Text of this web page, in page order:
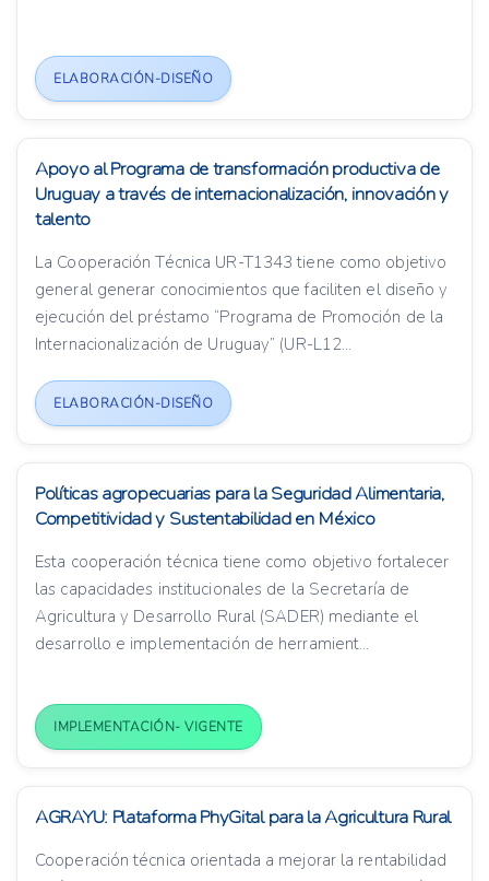
ELABORACIÓN-DISEÑO
Apoyo al Programa de transformación productiva de
Uruguay a través de internacionalización, innovación y
talento
La Cooperación Técnica UR-T1343 tiene como objetivo
general generar conocimientos que faciliten el diseño y
ejecución del préstamo “Programa de Promoción de la
Internacionalización de Uruguay” (UR-L12...
ELABORACIÓN-DISEÑO
Políticas agropecuarias para la Seguridad Alimentaria,
Competitividad y Sustentabilidad en México
Esta cooperación técnica tiene como objetivo fortalecer
las capacidades institucionales de la Secretaría de
Agricultura y Desarrollo Rural (SADER) mediante el
desarrollo e implementación de herramient...
IMPLEMENTACIÓN- VIGENTE
AGRAYU: Plataforma PhyGital para la Agricultura Rural
Cooperación técnica orientada a mejorar la rentabilidad